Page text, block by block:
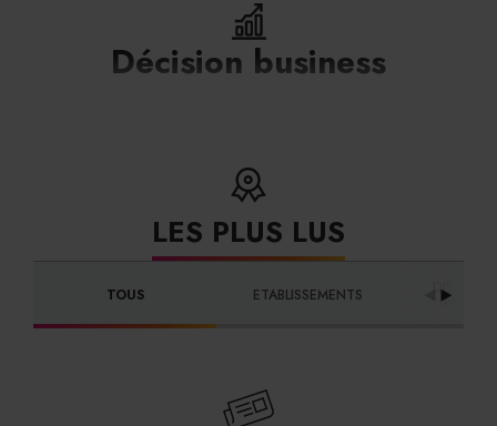
Décision business
LES PLUS LUS
TOUS ETABLISSEMENTS